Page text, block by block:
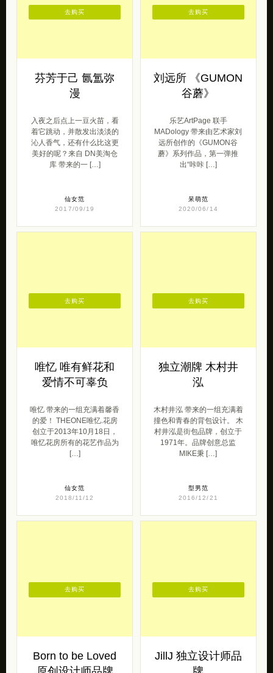
芬芳于己 氤氲弥
漫
入夜之后点上一豆火苗，看
着它跳动，并散发出淡淡的
沁人香气，还有什么比这更
美好的呢？来自 DN美淘仓
库 带来的一 […]
仙女范
2017/09/19
去购买
刘远所 《GUMON
谷蘑》
乐艺ArtPage 联手
MADology 带来由艺术家刘
远所创作的《GUMON谷
蘑》系列作品，第一弹推
出“咔咔 […]
呆萌范
2020/06/14
去购买
唯忆 唯有鲜花和
爱情不可辜负
唯忆 带来的一组充满着馨香
的爱！ THEONE唯忆.花房
创立于2013年10月18日，
唯忆花房所有的花艺作品为
[…]
仙女范
2018/11/12
去购买
独立潮牌 木村井
泓
木村井泓 带来的一组充满着
撞色和青春的背包设计。 木
村井泓是街包品牌，创立于
1971年。品牌创意总监
MIKE秉 […]
型男范
2016/12/21
去购买
Born to be Loved
去购买
JillJ 独立设计师品
去购买